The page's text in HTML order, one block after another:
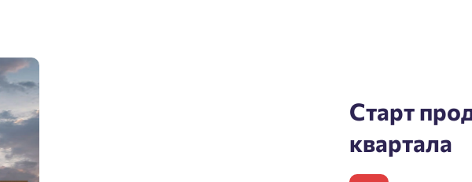
Старт
квартала